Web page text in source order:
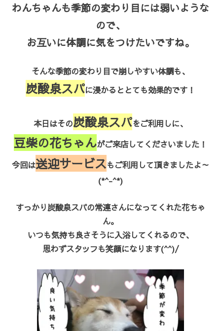
わんちゃんも季節の変わり目には弱いような
ので、
お互いに体調に気をつけたいですね。
そんな季節の変わり目で崩しやすい体調も、
炭酸泉スパに浸かるととても効果的です！
本日はその炭酸泉スパをご利用しに、
豆柴の花ちゃんがご来店してくださいました！
今回は送迎サービスもご利用して頂きましたよ～
(*^-^*)
すっかり炭酸泉スパの常連さんになってくれた花ちゃ
ん。
いつも気持ち良さそうに入浴してくれるので、
思わずスタッフも笑顔になります(^^)/